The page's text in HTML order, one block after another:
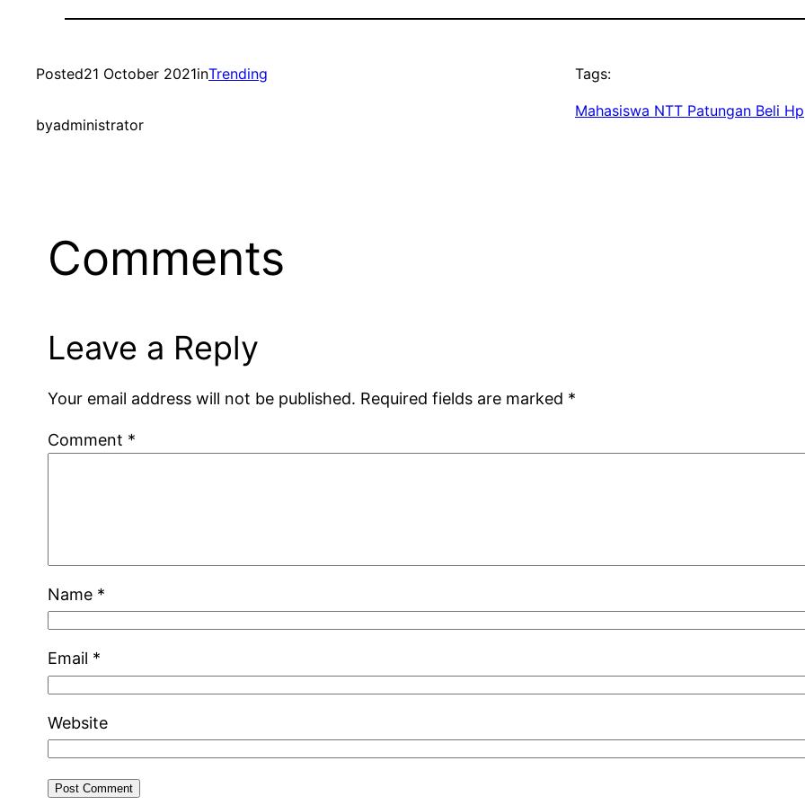
Posted21 October 2021inTrending
byadministrator
Tags:
Mahasiswa NTT Patungan Beli Hp
Comments
Leave a Reply
Your email address will not be published. Required fields are marked *
Comment *
Name *
Email *
Website